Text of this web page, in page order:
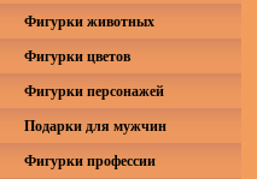
Фигурки животных
Фигурки цветов
Фигурки персонажей
Подарки для мужчин
Фигурки профессии